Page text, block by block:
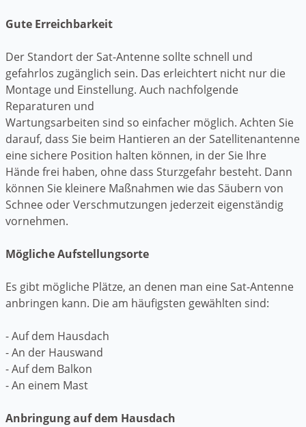
Gute Erreichbarkeit
Der Standort der Sat-Antenne sollte schnell und
gefahrlos zugänglich sein. Das erleichtert nicht nur die
Montage und Einstellung. Auch nachfolgende
Reparaturen und
Wartungsarbeiten sind so einfacher möglich. Achten Sie
darauf, dass Sie beim Hantieren an der Satellitenantenne
eine sichere Position halten können, in der Sie Ihre
Hände frei haben, ohne dass Sturzgefahr besteht. Dann
können Sie kleinere Maßnahmen wie das Säubern von
Schnee oder Verschmutzungen jederzeit eigenständig
vornehmen.
Mögliche Aufstellungsorte
Es gibt mögliche Plätze, an denen man eine Sat-Antenne
anbringen kann. Die am häufigsten gewählten sind:
- Auf dem Hausdach
- An der Hauswand
- Auf dem Balkon
- An einem Mast
Anbringung auf dem Hausdach